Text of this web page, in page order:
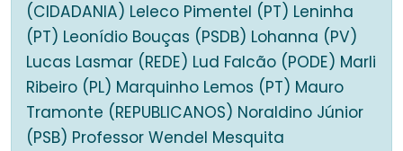
(CIDADANIA) Leleco Pimentel (PT) Leninha
(PT) Leonídio Bouças (PSDB) Lohanna (PV)
Lucas Lasmar (REDE) Lud Falcão (PODE) Marli
Ribeiro (PL) Marquinho Lemos (PT) Mauro
Tramonte (REPUBLICANOS) Noraldino Júnior
(PSB) Professor Wendel Mesquita